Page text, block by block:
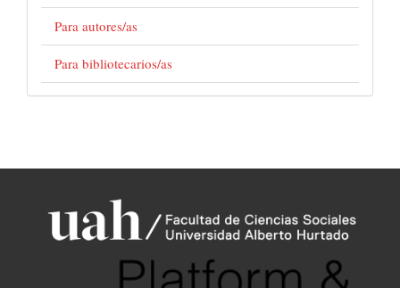
Para autores/as
Para bibliotecarios/as